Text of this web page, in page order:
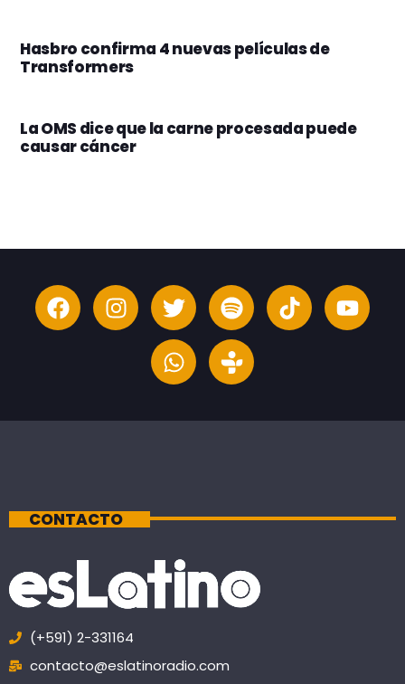
Hasbro confirma 4 nuevas películas de
Transformers
La OMS dice que la carne procesada puede
causar cáncer
CONTACTO
(+591) 2-331164
contacto@eslatinoradio.com